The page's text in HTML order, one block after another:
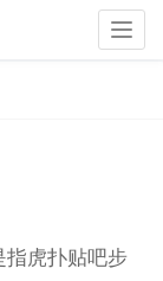
虎扑贴吧步